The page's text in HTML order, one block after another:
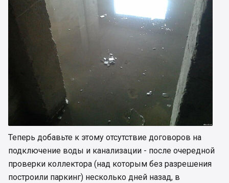
Теперь добавьте к этому отсутствие договоров на
подключение воды и канализации - после очередной
проверки коллектора (над которым без разрешения
построили паркинг) несколько дней назад, в